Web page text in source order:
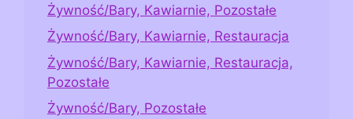
Żywność/Bary, Kawiarnie, Pozostałe
Żywność/Bary, Kawiarnie, Restauracja
Żywność/Bary, Kawiarnie, Restauracja,
Pozostałe
Żywność/Bary, Pozostałe